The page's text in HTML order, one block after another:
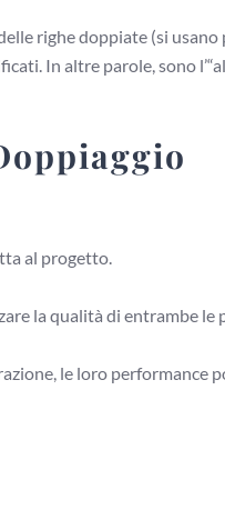
righe doppiate (si usano
In altre parole, sono
al progetto.
la qualità di entrambe le
le loro performance